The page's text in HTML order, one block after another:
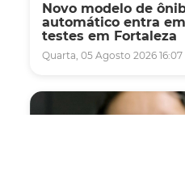
Novo modelo de
automático entra
testes em Fortaleza
Quarta, 05 Agosto 2026 16:07